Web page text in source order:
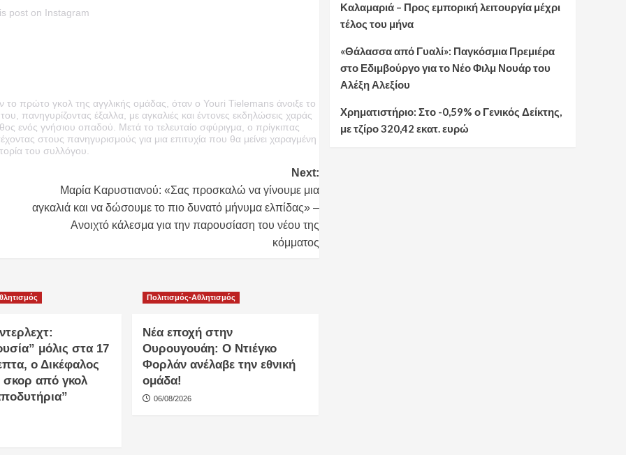
post on Instagram
πρώτο γκολ της αγγλικής ομάδας, όταν ο Youri Tielemans άνοιξε το
πανηγυρίζοντας έξαλλα, με αγκαλιές και έντονες εκδηλώσεις χαράς
ενός γνήσιου οπαδού. Μετά το τελευταίο σφύριγμα, ο πρίγκιπας
στους πανηγυρισμούς για μια επιτυχία που θα μείνει χαραγμένη
του συλλόγου.
Next:
Μαρία Καρυστιανού: «Σας προσκαλώ να γίνουμε μια
αγκαλιά και να δώσουμε το πιο δυνατό μήνυμα ελπίδας» –
Ανοιχτό κάλεσμα για την παρουσίαση του νέου της
κόμματος
μόλις στα 17
ο Δικέφαλος
από γκολ
Πολιτισμός-Αθλητισμός
Νέα εποχή στην
Ουρουγουάη: Ο Ντιέγκο
Φορλάν ανέλαβε την εθνική
ομάδα!
06/08/2026
Καλαμαριά – Προς εμπορική λειτουργία μέχρι
τέλος του μήνα
«Θάλασσα από Γυαλί»: Παγκόσμια Πρεμιέρα
στο Εδιμβούργο για το Νέο Φιλμ Νουάρ του
Αλέξη Αλεξίου
Χρηματιστήριο: Στο -0,59% ο Γενικός Δείκτης,
με τζίρο 320,42 εκατ. ευρώ